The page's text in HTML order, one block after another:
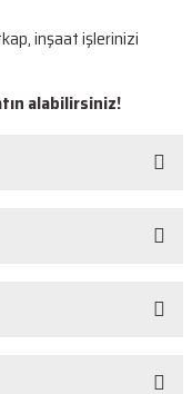
inşaat işlerinizi
alabilirsiniz!
ve diğer konularda